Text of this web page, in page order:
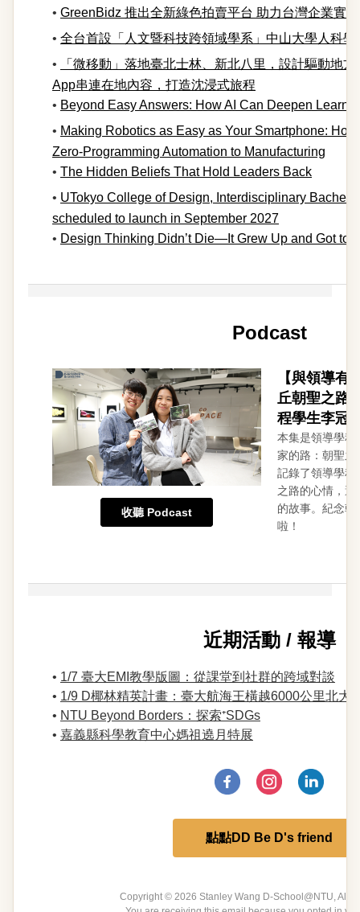
• GreenBidz 推出全新綠色拍賣平台 助力台灣企業實
• 全台首設「人文暨科技跨領域學系」中山大學人科
•
「微移動」落地臺北士林、新北八里，設計驅動地
App串連在地內容，打造沈浸式旅程
• Beyond Easy Answers: How AI Can Deepen
• Making Robotics as Easy as Your Smartphone:
Zero-Programming Automation to Manufacturing
• The Hidden Beliefs That Hold Leaders Back
• UTokyo College of Design, Interdisciplinary
scheduled to launch in September 2027
• Design Thinking Didn’t Die—It Grew Up and Got to
Podcast
收聽 Podcast
【與領導有
丘朝聖之路
程學生李冠
本集是領導學程
家的路：朝聖之
記錄了領導學程
之路的心情，
的故事。紀念
啦！
近期活動 / 報導
• 1/7 臺大EMI教學版圖：從課堂到社群的跨域對談
• 1/9 D椰林精英計畫：臺大航海王橫越6000公里北大
• NTU Beyond Borders：探索⁺SDGs
• 嘉義縣科學教育中心媽祖遶月特展
點點DD Be D's friend
Copyright © 2026 Stanley Wang D-School@NTU, All